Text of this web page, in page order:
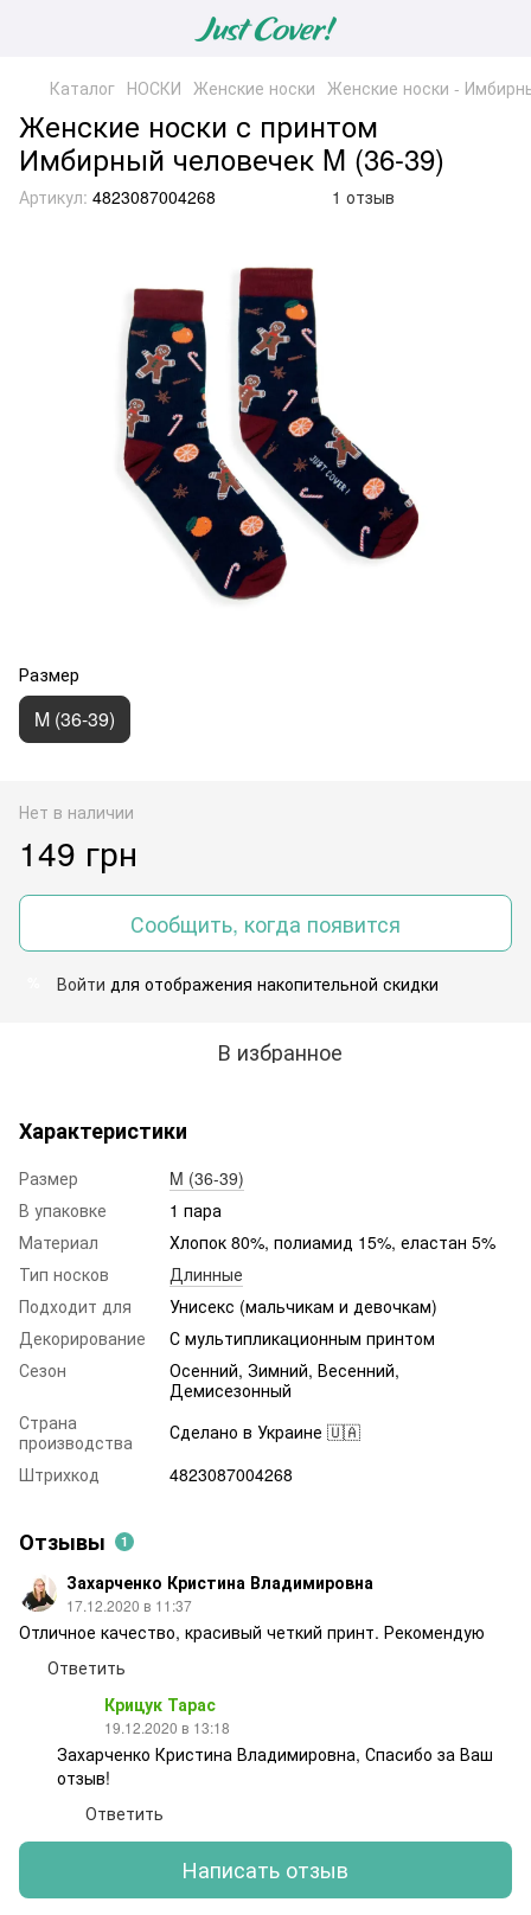
Каталог НОСКИ Женские носки Женские носки -
Женские носки с принтом
Имбирный человечек M (36-39)
Артикул: 4823087004268 1 отзыв
Размер
M (36-39)
Нет в наличии
149 грн
Сообщить, когда появится
Войти для отображения накопительной скидки
В избранное
Характеристики
Размер
M (36-39)
В упаковке
1 пара
Материал
Хлопок 80%, полиамид 15%, еластан 5%
Тип носков
Длинные
Подходит для
Унисекс (мальчикам и девочкам)
Декорирование
С мультипликационным принтом
Сезон
Осенний, Зимний, Весенний,
Демисезонный
Страна
производства
Сделано в Украине 🇺🇦
Штрихкод
4823087004268
Отзывы 1
Захарченко Кристина Владимировна
17.12.2020 в 11:37
Отличное качество, красивый четкий принт. Рекомендую
Ответить
Крицук Тарас
19.12.2020 в 13:18
Захарченко Кристина Владимировна, Спасибо за Ваш
отзыв!
Ответить
Написать отзыв